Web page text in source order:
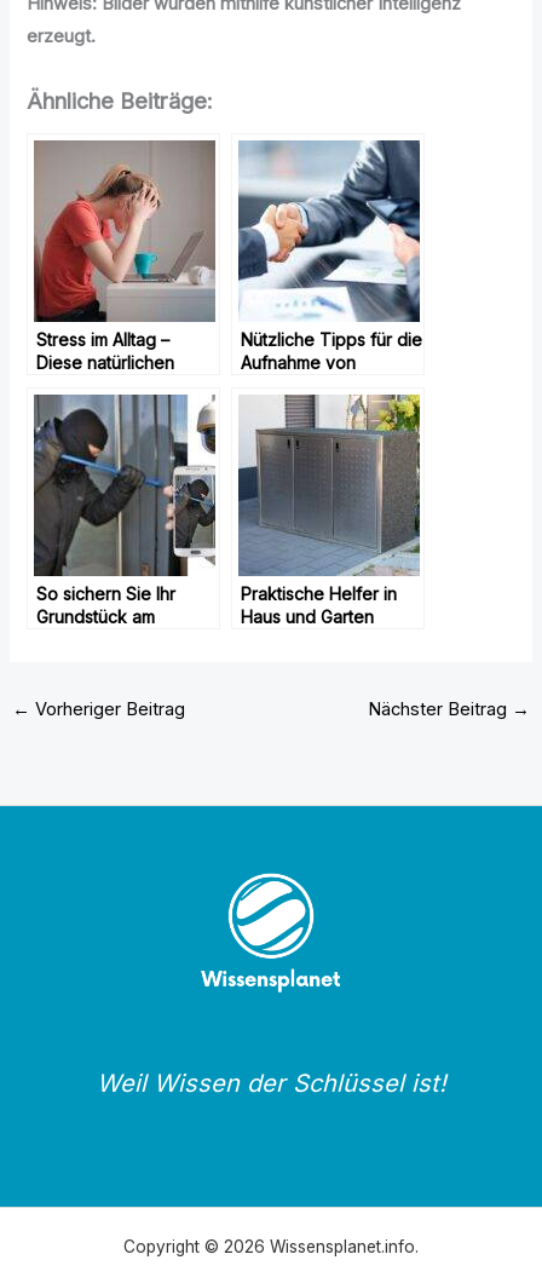
erzeugt.
Ähnliche Beiträge:
Stress im Alltag –
Diese natürlichen
Nützliche Tipps für die
Aufnahme von
So sichern Sie Ihr
Grundstück am
Praktische Helfer in
Haus und Garten
← Vorheriger Beitrag Nächster Beitrag →
Weil Wissen der Schlüssel ist!
Copyright © 2026 Wissensplanet.info.